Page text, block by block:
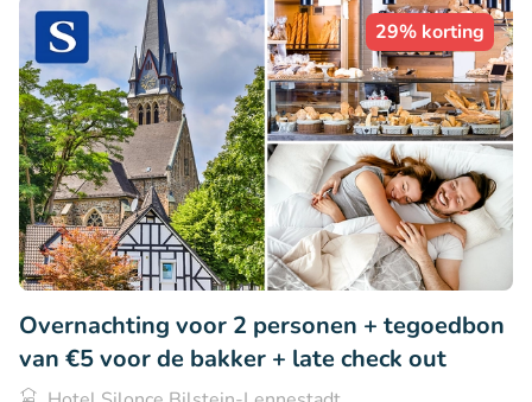
29% korting
Overnachting voor 2 personen + tegoedbon
van €5 voor de bakker + late check out